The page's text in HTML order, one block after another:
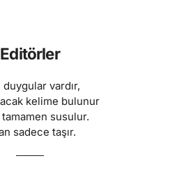
Editörler
duygular vardır,
kelime bulunur
susulur.
sadece taşır.